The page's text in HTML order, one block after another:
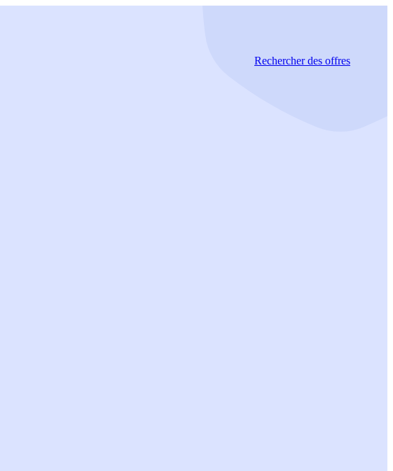
Rechercherdes offres